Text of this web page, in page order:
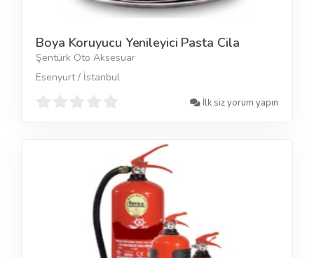
Boya Koruyucu Yenileyici Pasta Cila
Şentürk Oto Aksesuar
Esenyurt / İstanbul
İlk siz yorum yapın